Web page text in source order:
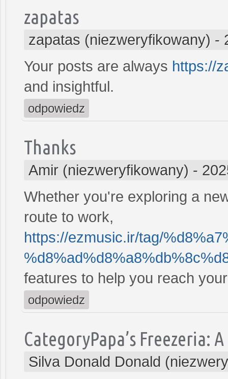
zapatas
zapatas (niezweryfikowany) -
Your posts are always https://
and insightful.
odpowiedz
Thanks
Amir (niezweryfikowany) -
Whether you're exploring a
route to work,
https://ezmusic.ir/tag/
features to help you reach
odpowiedz
CategoryPapa’s Freezeria:
Silva Donald Donald